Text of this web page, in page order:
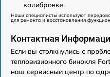
калибровке.
Наши специалисты используют
для ремонта и восстановления
Контактная
Если вы столкнулись с
тепловизионного бинокля
наш сервисный центр по